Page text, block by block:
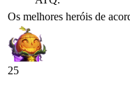
Os melhores heróis de
25